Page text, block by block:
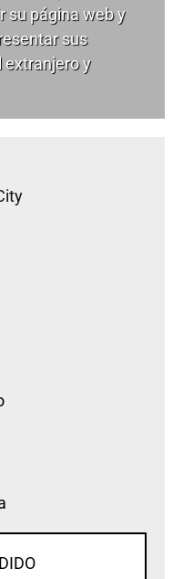
su página web y
sus
extranjero y